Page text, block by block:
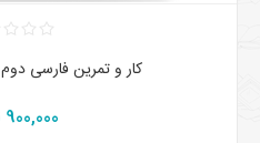
کار و تمرین فارسی دوم 4رنگ (136صفحه)
900,000 تومان